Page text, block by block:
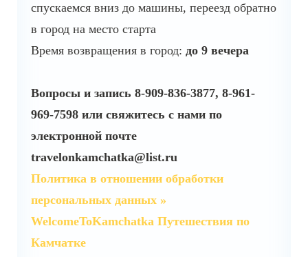
спускаемся вниз до машины, переезд обратно
в город на место старта
Время возвращения в город: до 9 вечера
Вопросы и запись 8-909-836-3877, 8-961-
969-7598 или свяжитесь с нами по
электронной почте
travelonkamchatka@list.ru
Политика в отношении обработки
персональных данных »
WelcomeToKamchatka Путешествия по
Камчатке